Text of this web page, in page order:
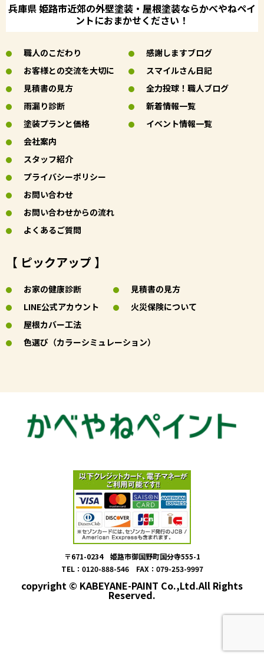
兵庫県 姫路市近郊の外壁塗装・屋根塗装ならかべやねペイ
ントにおまかせください！
職人のこだわり
お客様との交流を大切に
見積書の見方
雨漏り診断
塗装プランと価格
感謝しますブログ
スマイルさん日記
全力投球！職人ブログ
新着情報一覧
イベント情報一覧
会社案内
スタッフ紹介
プライバシーポリシー
お問い合わせ
お問い合わせからの流れ
よくあるご質問
【 ピックアップ 】
お家の健康診断
LINE公式アカウント
屋根カバー工法
見積書の見方
火災保険について
色選び（カラーシミュレーション）
〒671-0234 姫路市御国野町国分寺555-1
TEL：0120-888-546 FAX：079-253-9997
copyright © KABEYANE-PAINT Co.,Ltd.All Rights
Reserved.